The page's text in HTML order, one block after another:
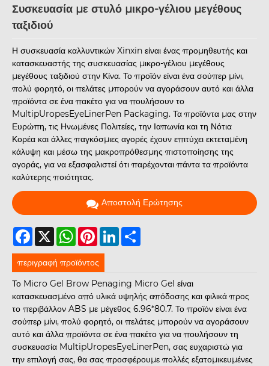
Συσκευασία με στυλό μικρο-γέλιου μεγέθους
ταξιδιού
Η συσκευασία καλλυντικών Xinxin είναι ένας προμηθευτής και
κατασκευαστής της συσκευασίας μικρο-γέλιου μεγέθους
μεγέθους ταξιδιού στην Κίνα. Το προϊόν είναι ένα σούπερ μίνι,
πολύ φορητό, οι πελάτες μπορούν να αγοράσουν αυτό και άλλα
προϊόντα σε ένα πακέτο για να πουλήσουν το
MultipUropesEyeLinerPen Packaging. Τα προϊόντα μας στην
Ευρώπη, τις Ηνωμένες Πολιτείες, την Ιαπωνία και τη Νότια
Κορέα και άλλες παγκόσμιες αγορές έχουν επιτύχει εκτεταμένη
κάλυψη και μέσω της μακροπρόθεσμης πιστοποίησης της
αγοράς, για να εξασφαλιστεί ότι παρέχονται πάντα τα προϊόντα
καλύτερης ποιότητας.
Αποστολή Ερώτησης
Facebook
X WhatsAppPinterestLinkedIn
περιγραφή προϊόντος
Το Micro Gel Brow Penaging Micro Gel είναι
κατασκευασμένο από υλικά υψηλής απόδοσης και φιλικά προς
το περιβάλλον ABS με μέγεθος 6.96*80.7. Το προϊόν είναι ένα
σούπερ μίνι, πολύ φορητό, οι πελάτες μπορούν να αγοράσουν
αυτό και άλλα προϊόντα σε ένα πακέτο για να πουλήσουν τη
συσκευασία MultipUropesEyeLinerPen, σας ευχαριστώ για
την επιλογή σας, θα σας προσφέρουμε πολλές εξατομικευμένες